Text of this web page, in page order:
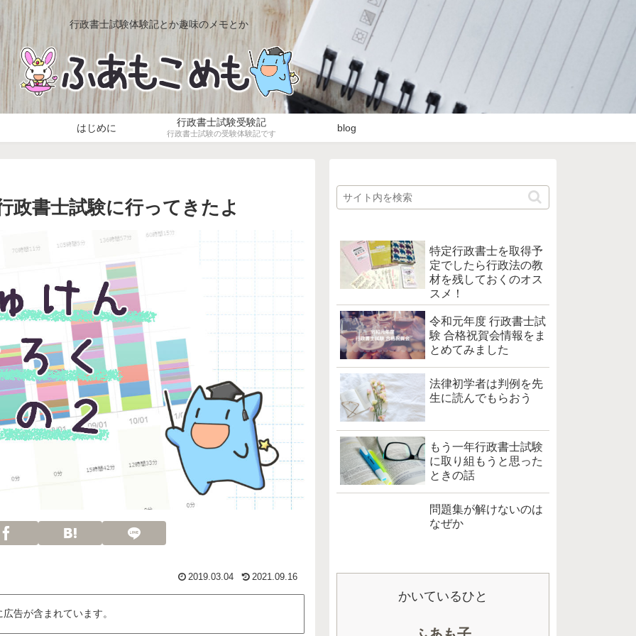
行政書士試験体験記とか趣味のメモとか
はじめに 行政書士試験受験記
行政書士試験の受験体験記です
blog
政書士試験に行ってきたよ
2019.03.04 2021.09.16
告が含まれています。
特定行政書士を取得予
定でしたら行政法の教
材を残しておくのオス
スメ！
令和元年度 行政書士試
験 合格祝賀会情報をま
とめてみました
法律初学者は判例を先
生に読んでもらおう
もう一年行政書士試験
に取り組もうと思った
ときの話
問題集が解けないのは
なぜか
かいているひと